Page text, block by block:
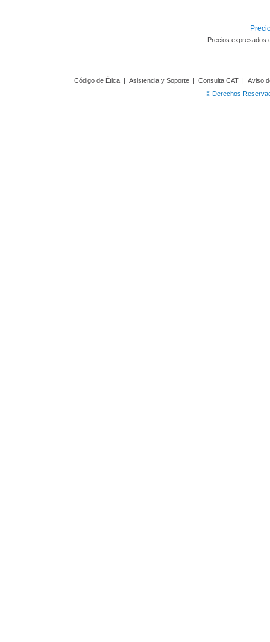
Precios expresados
Código de Ética | Asistencia y Soporte | Consulta CAT | Aviso
© Derechos